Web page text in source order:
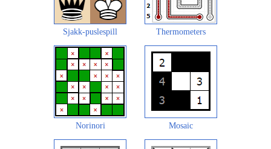
Sjakk-puslespill Thermometers
Norinori Mosaic